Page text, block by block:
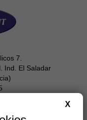
7.
Ind. El Saladar
X